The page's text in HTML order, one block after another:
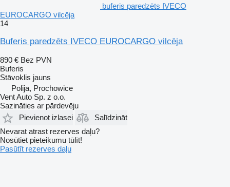
buferis paredzēts IVECO
EUROCARGO vilcēja
14
Buferis paredzēts IVECO EUROCARGO vilcēja
890 € Bez PVN
Buferis
Stāvoklis jauns
Polija, Prochowice
Vent Auto Sp. z o.o.
Sazināties ar pārdevēju
Pievienot izlasei
Salīdzināt
Nevarat atrast rezerves daļu?
Nosūtiet pieteikumu tūlīt!
Pasūtīt rezerves daļu